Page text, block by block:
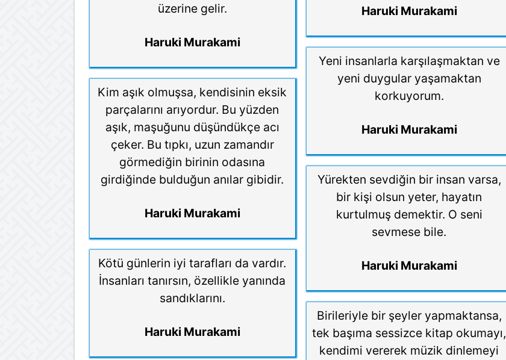
üzerine gelir.
Haruki Murakami
Kim aşık olmuşsa, kendisinin eksik
parçalarını arıyordur. Bu yüzden
aşık, maşuğunu düşündükçe acı
çeker. Bu tıpkı, uzun zamandır
görmediğin birinin odasına
girdiğinde bulduğun anılar gibidir.
Haruki Murakami
Kötü günlerin iyi tarafları da vardır.
İnsanları tanırsın, özellikle yanında
sandıklarını.
Haruki Murakami
Haruki Murakami
Yeni insanlarla karşılaşmaktan ve
yeni duygular yaşamaktan
korkuyorum.
Haruki Murakami
Yürekten sevdiğin bir insan varsa,
bir kişi olsun yeter, hayatın
kurtulmuş demektir. O seni
sevmese bile.
Haruki Murakami
Birileriyle bir şeyler yapmaktansa,
tek başıma sessizce kitap okumayı,
kendimi vererek müzik dinlemeyi